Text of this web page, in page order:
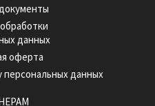
данных
оферта
персональных данных